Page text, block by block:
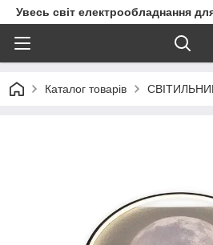
Увесь світ електрообладнання
Каталог товарів